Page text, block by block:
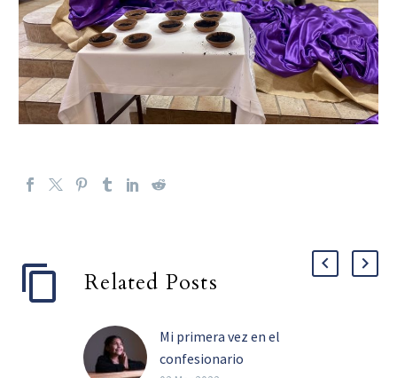
Related Posts
Mi primera vez en el
confesionario